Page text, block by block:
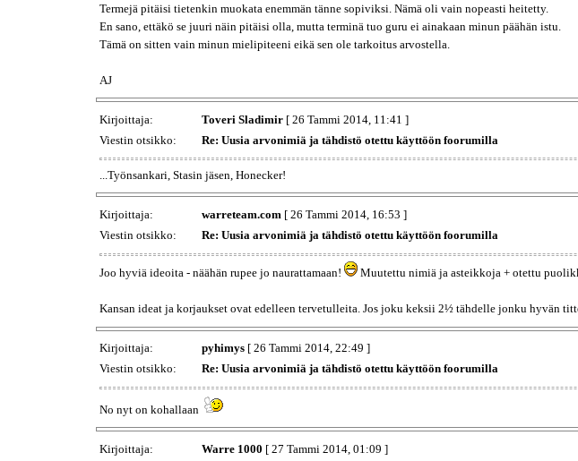
Termejä pitäisi tietenkin muokata enemmän tänne sopiviksi. Nämä oli vain nopeasti heitetty.
En sano, ettäkö se juuri näin pitäisi olla, mutta terminä tuo guru ei ainakaan minun päähän istu.
Tämä on sitten vain minun mielipiteeni eikä sen ole tarkoitus arvostella.
AJ
Kirjoittaja: Toveri Sladimir [ 26 Tammi 2014, 11:41 ]
Viestin otsikko:
Re: Uusia arvonimiä ja tähdistö otettu käyttöön foorumilla
...Työnsankari, Stasin jäsen, Honecker!
Kirjoittaja: warreteam.com [ 26 Tammi 2014, 16:53 ]
Viestin otsikko:
Re: Uusia arvonimiä ja tähdistö otettu käyttöön foorumilla
Joo hyviä ideoita - näähän rupee jo naurattamaan! Muutettu nimiä ja asteikkoja + otettu
Kansan ideat ja korjaukset ovat edelleen tervetulleita. Jos joku keksii 2½ tähdelle jonku hyvän
Kirjoittaja: pyhimys [ 26 Tammi 2014, 22:49 ]
Viestin otsikko:
Re: Uusia arvonimiä ja tähdistö otettu käyttöön foorumilla
No nyt on kohallaan
Kirjoittaja: Warre 1000 [ 27 Tammi 2014, 01:09 ]